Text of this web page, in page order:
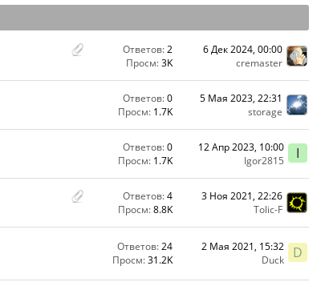
Ответов:2
Просм:3K
6 Дек 2024, 00:00
cremaster
Ответов:0
Просм: 1.7K
5 Мая 2023, 22:31
storage
Ответов:0
Просм: 1.7K I
12 Апр 2023, 10:00
Igor2815
Ответов:4
Просм:8.8K
3 Ноя 2021, 22:26
Tolic-F
Ответов:24
Просм:31.2K D
2 Мая 2021, 15:32
Duck